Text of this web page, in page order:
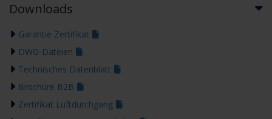
Downloads
Garantie Zertifikat
DWG-Dateien
Technisches Datenblatt
Brochüre B2B
Zertifikat Luftdurchgang